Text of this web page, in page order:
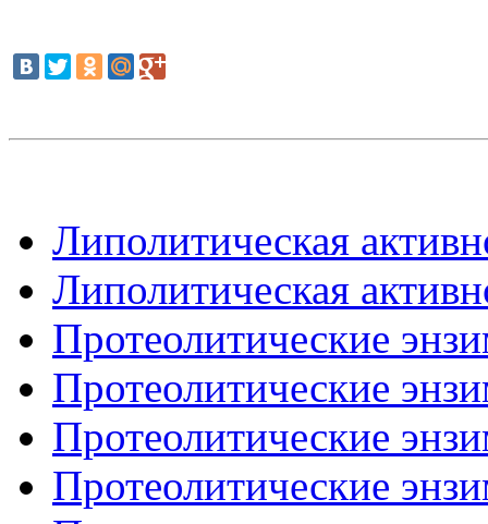
Липолитическая
Липолитическая
Протеолитические
Протеолитические
Протеолитические
Протеолитические